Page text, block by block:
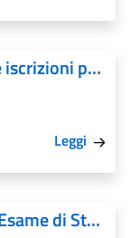
583. Conferma iscrizione e nuove iscrizioni per l’a.s. 2026/2027
Leggi
582. Consegna documentazione Esame di Stato conclusivo del I ciclo